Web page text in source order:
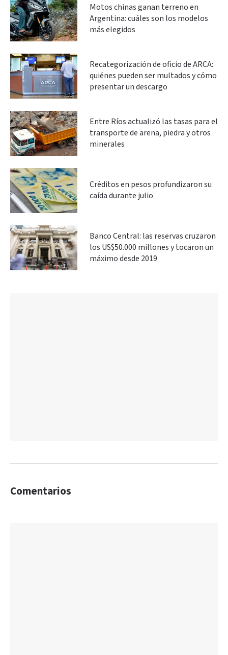
Motos chinas ganan terreno en
Argentina: cuáles son los modelos
más elegidos
Recategorización de oficio de ARCA:
quiénes pueden ser multados y cómo
presentar un descargo
Entre Ríos actualizó las tasas para el
transporte de arena, piedra y otros
minerales
Créditos en pesos profundizaron su
caída durante julio
Banco Central: las reservas cruzaron
los US$50.000 millones y tocaron un
máximo desde 2019
Comentarios